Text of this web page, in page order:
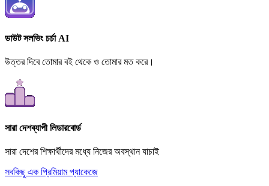
ডাউট সলভিং চর্চা AI
উত্তর দিবে তোমার বই থেকে ও তোমার মত করে।
সারা দেশব্যাপী লিডারবোর্ড
সারা দেশের শিক্ষার্থীদের মধ্যে নিজের অবস্থান যাচাই
সবকিছু এক প্রিমিয়াম প্যাকেজে